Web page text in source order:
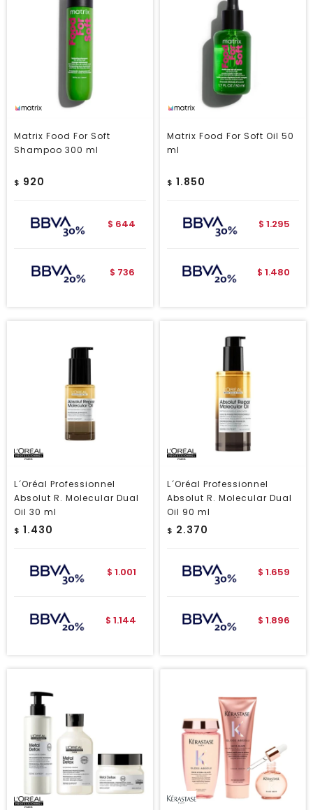
Matrix Food For Soft
Shampoo 300 ml
$ 920
$ 644
$ 736
Matrix Food For Soft Oil 50
ml
$ 1.850
$ 1.295
$ 1.480
L´Oréal Professionnel
Absolut R. Molecular Dual
Oil 30 ml
$ 1.430
$ 1.001
$ 1.144
L´Oréal Professionnel
Absolut R. Molecular Dual
Oil 90 ml
$ 2.370
$ 1.659
$ 1.896